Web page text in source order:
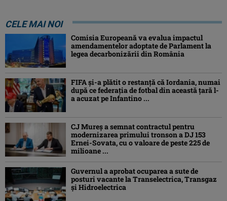
CELE MAI NOI
Comisia Europeană va evalua impactul
amendamentelor adoptate de Parlament la
legea decarbonizării din România
FIFA și-a plătit o restanță că Iordania, numai
după ce federația de fotbal din această țară l-
a acuzat pe Infantino ...
CJ Mureș a semnat contractul pentru
modernizarea primului tronson a DJ 153
Ernei-Sovata, cu o valoare de peste 225 de
milioane ...
Guvernul a aprobat ocuparea a sute de
posturi vacante la Transelectrica, Transgaz
și Hidroelectrica